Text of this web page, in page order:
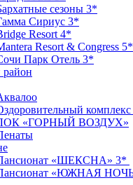
сезоны 3*
Сириус 3*
Resort 4*
Resort & Congress 5*
Парк Отель 3*
район
«ГОРНЫЙ ВОЗДУХ»
«ШЕКСНА» 3*
«ЮЖНАЯ